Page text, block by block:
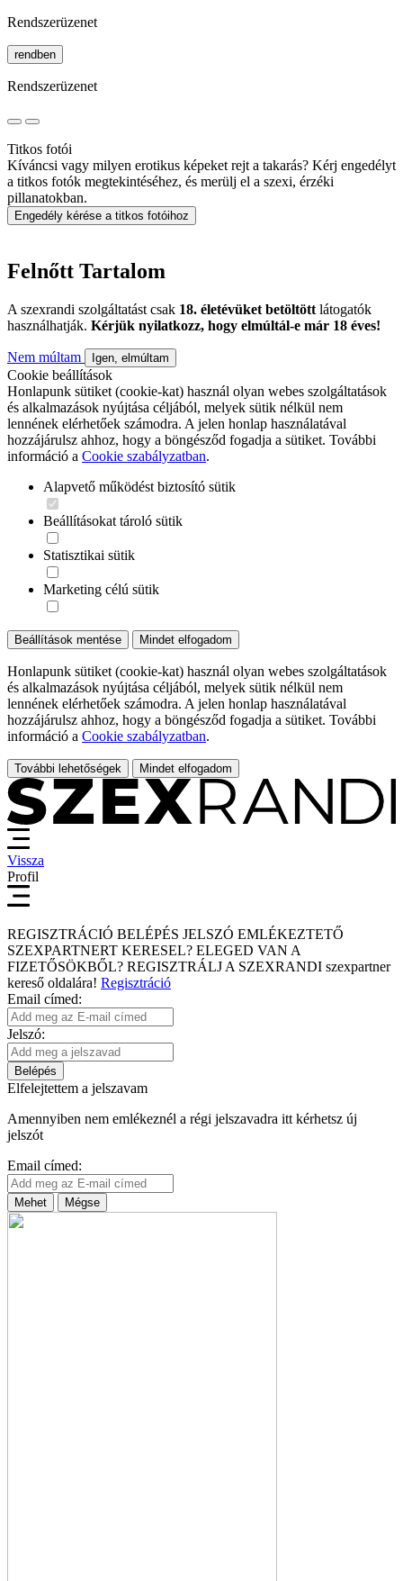
Rendszerüzenet
rendben
Rendszerüzenet
Titkos fotói
Kíváncsi vagy milyen erotikus képeket rejt a takarás? Kérj engedélyt
a titkos fotók megtekintéséhez, és merülj el a szexi, érzéki
pillanatokban.
Engedély kérése a titkos fotóihoz
Felnőtt Tartalom
A szexrandi szolgáltatást csak 18. életévüket betöltött látogatók
használhatják. Kérjük nyilatkozz, hogy elmúltál-e már 18 éves!
Nem múltam Igen, elmúltam
Cookie beállítások
Honlapunk sütiket (cookie-kat) használ olyan webes szolgáltatások
és alkalmazások nyújtása céljából, melyek sütik nélkül nem
lennének elérhetőek számodra. A jelen honlap használatával
hozzájárulsz ahhoz, hogy a böngésződ fogadja a sütiket. További
információ a Cookie szabályzatban.
Alapvető működést biztosító sütik
Beállításokat tároló sütik
Statisztikai sütik
Marketing célú sütik
Beállítások mentése Mindet elfogadom
Honlapunk sütiket (cookie-kat) használ olyan webes szolgáltatások
és alkalmazások nyújtása céljából, melyek sütik nélkül nem
lennének elérhetőek számodra. A jelen honlap használatával
hozzájárulsz ahhoz, hogy a böngésződ fogadja a sütiket. További
információ a Cookie szabályzatban.
További lehetőségek Mindet elfogadom
Vissza
Profil
REGISZTRÁCIÓ BELÉPÉS JELSZÓ EMLÉKEZTETŐ
SZEXPARTNERT KERESEL? ELEGED VAN A
FIZETŐSÖKBŐL? REGISZTRÁLJ A SZEXRANDI szexpartner
kereső oldalára! Regisztráció
Email címed:
Jelszó:
Belépés
Elfelejtettem a jelszavam
Amennyiben nem emlékeznél a régi jelszavadra itt kérhetsz új
jelszót
Email címed:
Mehet Mégse